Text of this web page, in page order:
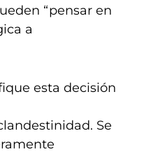
“pensar en
a
esta decisión
Se